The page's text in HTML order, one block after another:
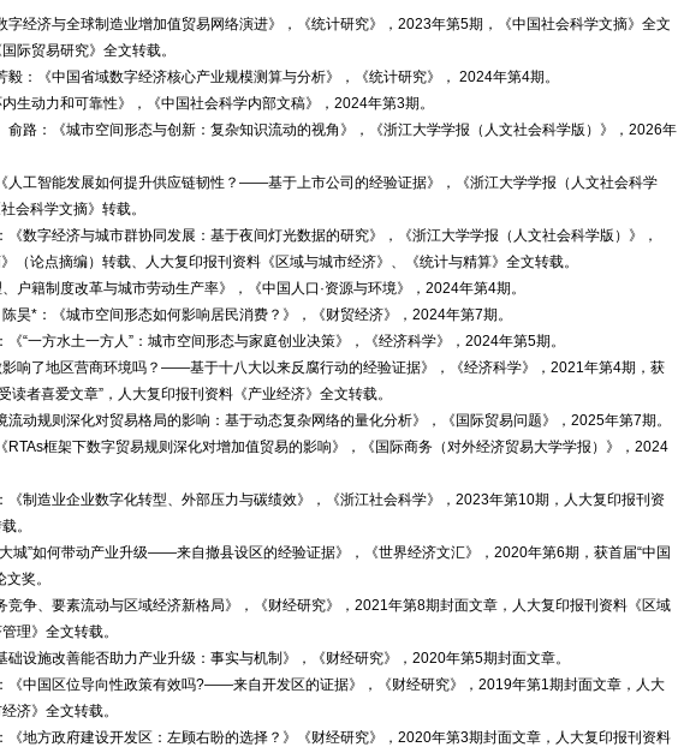
字经济与全球制造业增加值贸易网络演进》，《统计研究》，2023年第5期，《中国社会科学文摘》全文
际贸易研究》全文转载。
：《中国省域数字经济核心产业规模测算与分析》，《统计研究》， 2024年第4期。
生动力和可靠性》，《中国社会科学内部文稿》，2024年第3期。
俞路：《城市空间形态与创新：复杂知识流动的视角》，《浙江大学学报（人文社会科学版）》，2026年
人工智能发展如何提升供应链韧性？——基于上市公司的经验证据》，《浙江大学学报（人文社会科学
会科学文摘》转载。
《数字经济与城市群协同发展：基于夜间灯光数据的研究》，《浙江大学学报（人文社会科学版）》，
（论点摘编）转载、人大复印报刊资料《区域与城市经济》、《统计与精算》全文转载。
户籍制度改革与城市劳动生产率》，《中国人口·资源与环境》，2024年第4期。
昊*：《城市空间形态如何影响居民消费？》，《财贸经济》，2024年第7期。
“一方水土一方人”：城市空间形态与家庭创业决策》，《经济科学》，2024年第5期。
响了地区营商环境吗？——基于十八大以来反腐行动的经验证据》，《经济科学》，2021年第4期，获
读者喜爱文章”，人大复印报刊资料《产业经济》全文转载。
流动规则深化对贸易格局的影响：基于动态复杂网络的量化分析》，《国际贸易问题》，2025年第7期。
RTAs框架下数字贸易规则深化对增加值贸易的影响》，《国际商务（对外经济贸易大学学报）》，2024
《制造业企业数字化转型、外部压力与碳绩效》，《浙江社会科学》，2023年第10期，人大复印报刊资
。
城”如何带动产业升级——来自撤县设区的经验证据》，《世界经济文汇》，2020年第6期，获首届“中国
奖。
竞争、要素流动与区域经济新格局》，《财经研究》，2021年第8期封面文章，人大复印报刊资料《区域
理》全文转载。
设施改善能否助力产业升级：事实与机制》，《财经研究》，2020年第5期封面文章。
《中国区位导向性政策有效吗?——来自开发区的证据》，《财经研究》，2019年第1期封面文章，人大
济》全文转载。
《地方政府建设开发区：左顾右盼的选择？》《财经研究》，2020年第3期封面文章，人大复印报刊资料